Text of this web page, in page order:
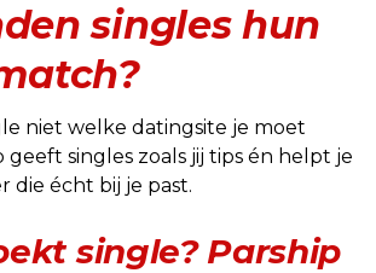
singles hun
niet welke datingsite je moet
geeft singles zoals jij tips én helpt je
die écht bij je past.
single? Parship